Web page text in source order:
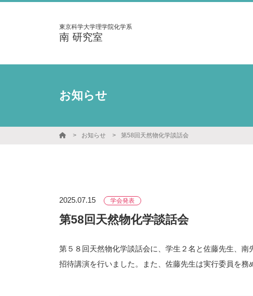
東京科学大学理学院化学系
南 研究室
お知らせ
お知らせ 第58回天然物化学談話会
2025.07.15 学会発表
第58回天然物化学談話会
第５８回天然物化学談話会に、学生２名と佐藤先生、
招待講演を行いました。また、佐藤先生は実行委員を務